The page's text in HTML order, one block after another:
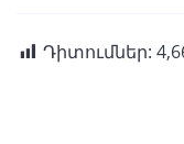
Դիտումներ: